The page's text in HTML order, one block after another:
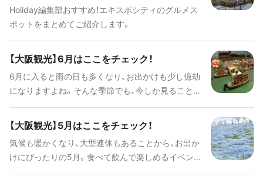
Holiday編集部おすすめ！エキスポシティのグルメス
ポットをまとめてご紹介します。
【大阪観光】6月はここをチェック！
6月に入ると雨の日も多くなり、お出かけも少し億劫
になりますよね。そんな季節でも、今しか見ることが
ェックしてみてくださいね！
【大阪観光】5月はここをチェック！
気候も暖かくなり、大型連休もあることから、お出か
けにぴったりの5月。食べて飲んで楽しめるイベント